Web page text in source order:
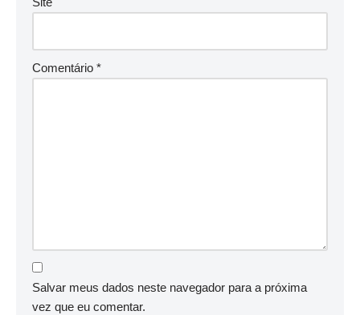
Comentário *
Salvar meus dados neste navegador para a próxima
vez que eu comentar.